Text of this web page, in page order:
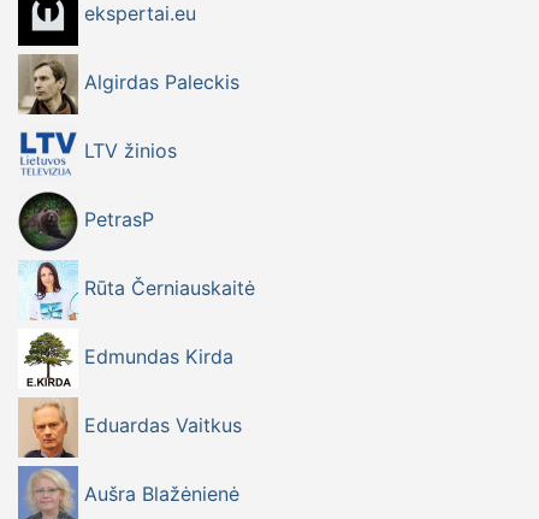
ekspertai.eu
Algirdas Paleckis
LTV žinios
PetrasP
Rūta Černiauskaitė
Edmundas Kirda
Eduardas Vaitkus
Aušra Blažėnienė